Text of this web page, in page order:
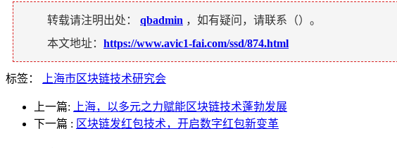
转载请注明出处： qbadmin ，如有疑问，请联系（）。
本文地址： https://www.avic1-fai.com/ssd/874.html
标签： 上海市区块链技术研究会
上一篇:
上海，以多元之力赋能区块链技术蓬勃发展
下一篇 : 区块链发红包技术，开启数字红包新变革